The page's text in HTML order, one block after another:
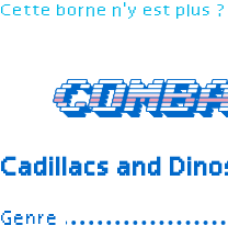
Cette borne n'y est plus ?
Cadillacs and
Genre